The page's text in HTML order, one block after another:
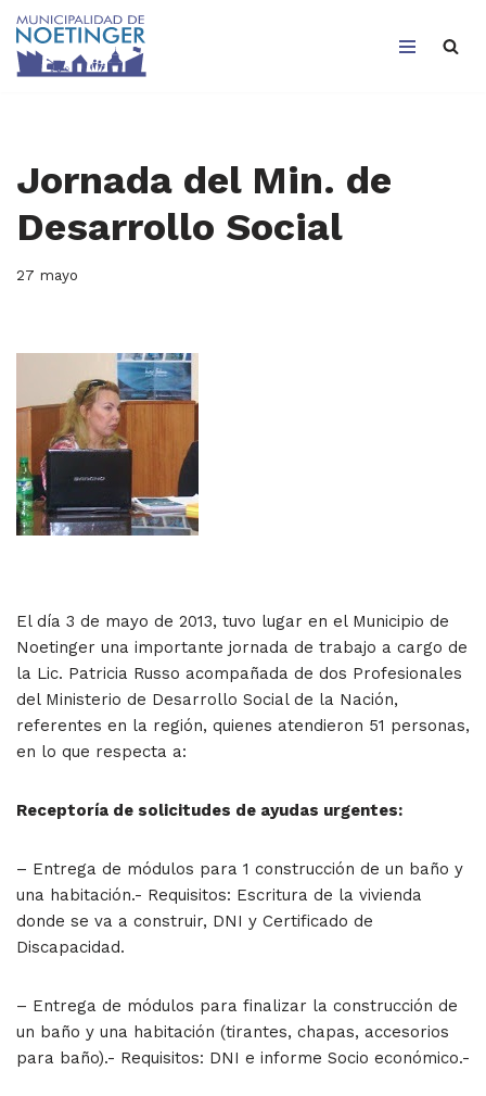
Saltar
Jornada del Min. de
Desarrollo Social
27 mayo
El día 3 de mayo de 2013, tuvo lugar en el Municipio de
Noetinger una importante jornada de trabajo a cargo de
la Lic. Patricia Russo acompañada de dos Profesionales
del Ministerio de Desarrollo Social de la Nación,
referentes en la región, quienes atendieron 51 personas,
en lo que respecta a:
Receptoría de solicitudes de ayudas urgentes:
– Entrega de módulos para 1 construcción de un baño y
una habitación.- Requisitos: Escritura de la vivienda
donde se va a construir, DNI y Certificado de
Discapacidad.
– Entrega de módulos para finalizar la construcción de
un baño y una habitación (tirantes, chapas, accesorios
para baño).- Requisitos: DNI e informe Socio económico.-